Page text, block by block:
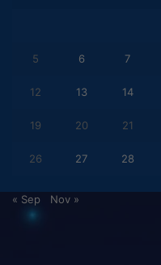
5 6 7
12 13 14
19 20 21
26 27 28
« Sep Nov »